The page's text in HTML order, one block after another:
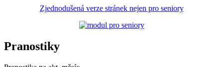
Zjednodušená verze stránek nejen pro seniory
Pranostiky